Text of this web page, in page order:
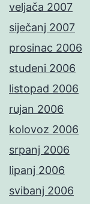
veljača 2007
siječanj 2007
prosinac 2006
studeni 2006
listopad 2006
rujan 2006
kolovoz 2006
srpanj 2006
lipanj 2006
svibanj 2006